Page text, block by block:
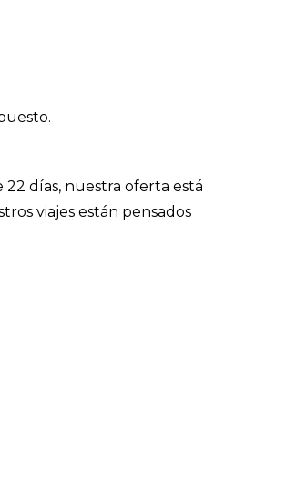
días, nuestra oferta está
viajes están pensados